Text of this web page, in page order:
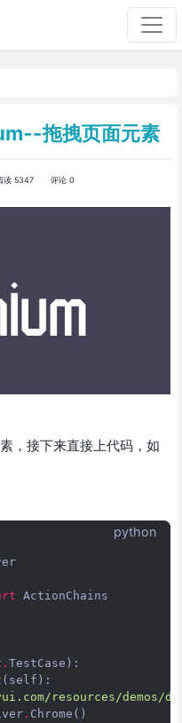
拖拽页面元素
读 5347 评论 0
，接下来直接上代码，如
python
ActionChains
. TestCase ):
( self ):
resources/demos/
. Chrome ()